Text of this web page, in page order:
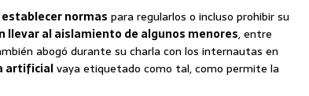
establecer normas para regularlos o incluso prohibir su
llevar al aislamiento de algunos menores, entre
abogó durante su charla con los internautas en
artificialvaya etiquetado como tal, como permite la